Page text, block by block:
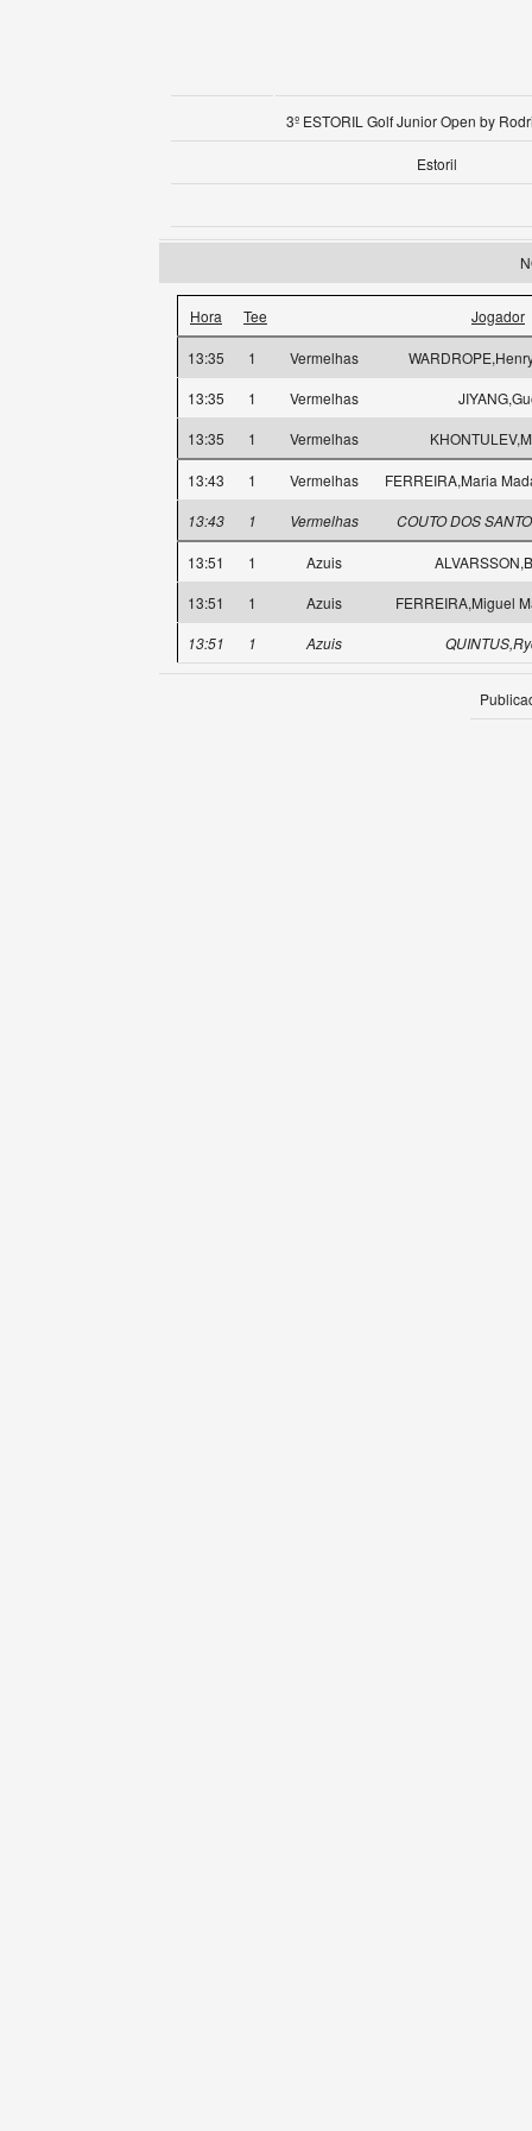
3º ESTORIL Golf Junior Open by
Estoril
Hora Tee Jogador
13:35 1 Vermelhas
13:35
1 Vermelhas
13:35
1 Vermelhas
13:43 1 Vermelhas
FERREIRA,Maria
13:43
1 Vermelhas COUTO DOS
13:51 1 Azuis
13:51
1 Azuis
FERREIRA,Miguel
13:51
1 Azuis